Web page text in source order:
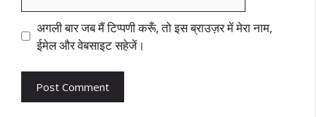
अगली बार जब मैं टिप्पणी करूँ, तो इस ब्राउज़र में मेरा नाम,
ईमेल और वेबसाइट सहेजें।